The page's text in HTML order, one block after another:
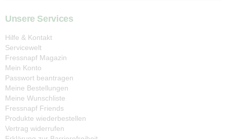
Unsere Services
Hilfe & Kontakt
Servicewelt
Fressnapf Magazin
Mein Konto
Passwort beantragen
Meine Bestellungen
Meine Wunschliste
Fressnapf Friends
Produkte wiederbestellen
Vertrag widerrufen